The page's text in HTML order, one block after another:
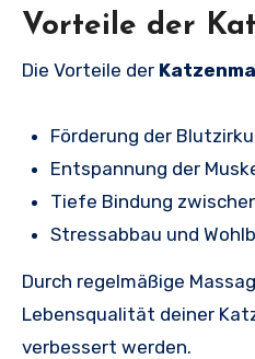
Vorteile der
Die Vorteile der
Förderung der
Entspannung der
Tiefe Bindung
Stressabbau und
Durch regelmäßige
Lebensqualität deiner
verbessert werden.